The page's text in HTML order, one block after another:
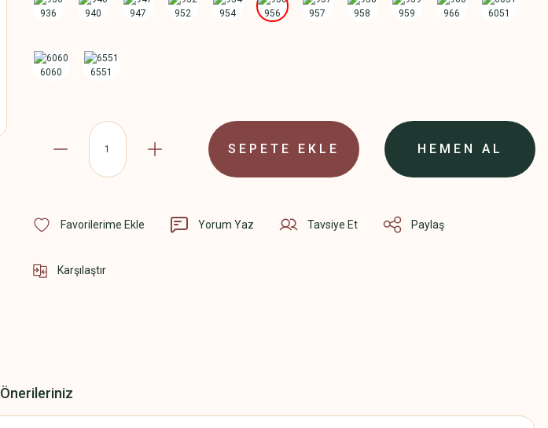
SEPETE EKLE HEMEN AL
Yorum Yaz Tavsiye Et Paylaş
Karşılaştır
Önerileriniz